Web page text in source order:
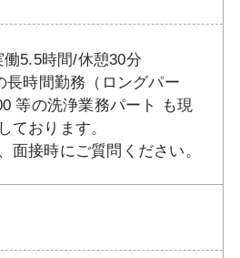
5.5時間/休憩30分
長時間勤務（ロングパー
等の洗浄業務パート も現
ております。
面接時にご質問ください。